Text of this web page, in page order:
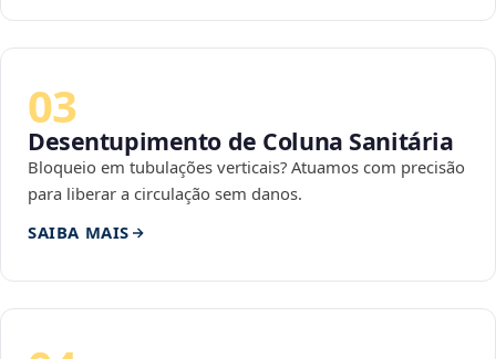
03
Desentupimento de Coluna Sanitária
Bloqueio em tubulações verticais? Atuamos com precisão
para liberar a circulação sem danos.
SAIBA MAIS